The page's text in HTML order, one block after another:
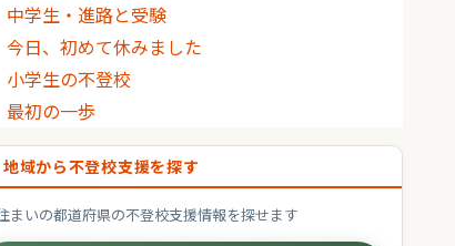
中学生・進路と受験
今日、初めて休みました
小学生の不登校
最初の一歩
地域から不登校支援を探す
まいの都道府県の不登校支援情報を探せます